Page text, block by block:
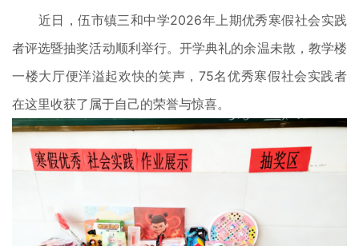
近日，伍市镇三和中学2026年上期优秀寒假社会实践
者评选暨抽奖活动顺利举行。开学典礼的余温未散，教学楼
一楼大厅便洋溢起欢快的笑声，75名优秀寒假社会实践者
在这里收获了属于自己的荣誉与惊喜。